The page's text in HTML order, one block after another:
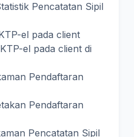
Pencatatan Sipil
el pada client
el pada client di
Pendaftaran
Pendaftaran
Pencatatan Sipil